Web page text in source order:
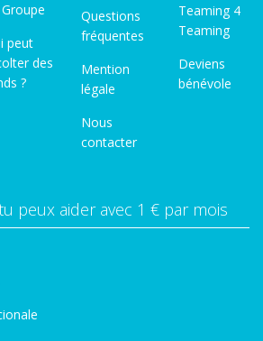
peut
des
?
Questions
fréquentes
Mention
légale
Nous
contacter
Teaming 4
Teaming
Deviens
bénévole
peux aider avec 1 € par mois